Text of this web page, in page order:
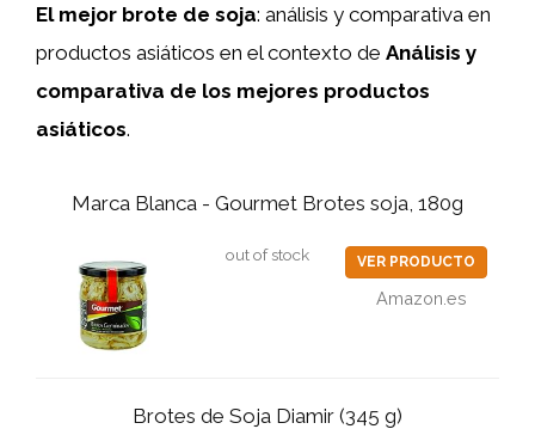
El mejor brote de soja: análisis y comparativa en
productos asiáticos en el contexto de Análisis y
comparativa de los mejores productos
asiáticos.
Marca Blanca - Gourmet Brotes soja, 180g
out of stock VER PRODUCTO
Amazon.es
Brotes de Soja Diamir (345 g)